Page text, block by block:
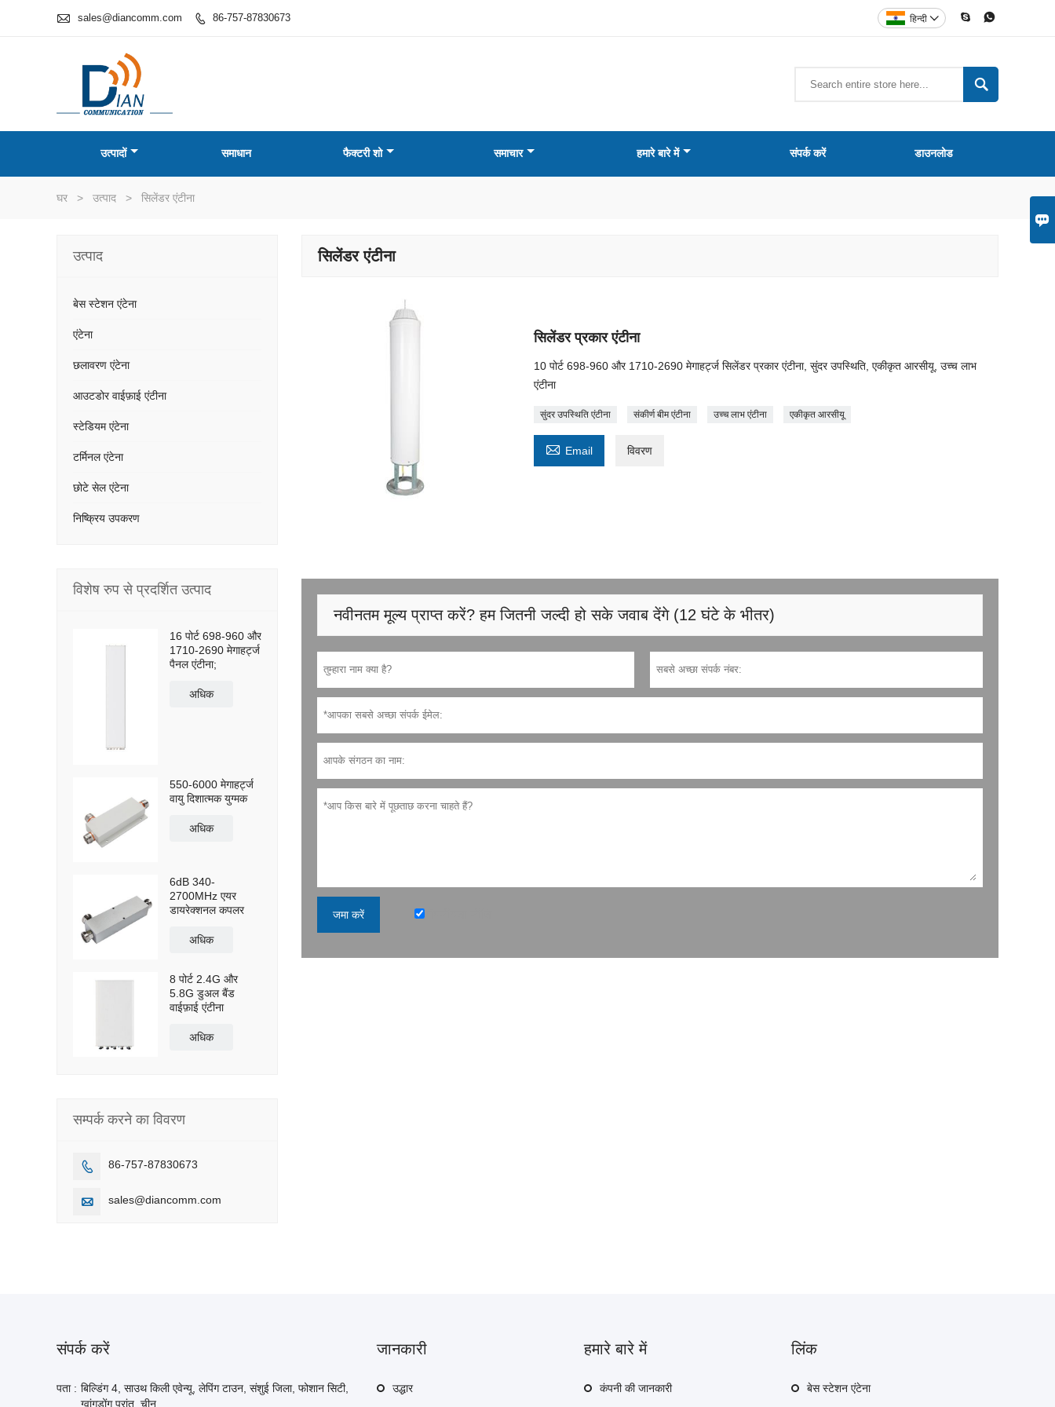

 sales@diancomm.com  86-757-87830673  
हिन्दी 

उत्पादों समाधान फैक्टरी शो समाचार हमारे बारे में संपर्क करें डाउनलोड
घर > उत्पाद > सिलेंडर एंटीना
सिलेंडर एंटीना
सिलेंडर प्रकार एंटीना
10 पोर्ट 698-960 और 1710-2690 मेगाहर्ट्ज सिलेंडर प्रकार एंटीना, सुंदर उपस्थिति, एकीकृत आरसीयू, उच्च लाभ
एंटीना
सुंदर उपस्थिति एंटीना संकीर्ण बीम एंटीना उच्च लाभ एंटीना एकीकृत आरसीयू
 Email विवरण
नवीनतम मूल्य प्राप्त करें? हम जितनी जल्दी हो सके जवाब देंगे (12 घंटे के भीतर)
जमा करें
उत्पाद
बेस स्टेशन एंटेना
एंटेना
छलावरण एंटेना
आउटडोर वाईफ़ाई एंटीना
स्टेडियम एंटेना
टर्मिनल एंटेना
छोटे सेल एंटेना
निष्क्रिय उपकरण
विशेष रुप से प्रदर्शित उत्पाद
16 पोर्ट 698-960 और
1710-2690 मेगाहर्ट्ज
पैनल एंटीना;
अधिक
550-6000 मेगाहर्ट्ज
वायु दिशात्मक युग्मक
अधिक
6dB 340-
2700MHz एयर
डायरेक्शनल कपलर
अधिक
8 पोर्ट 2.4G और
5.8G डुअल बैंड
वाईफ़ाई एंटीना
अधिक
सम्पर्क करने का विवरण
 86-757-87830673
 sales@diancomm.com
संपर्क करें
पता : बिल्डिंग 4, साउथ किली एवेन्यू, लेपिंग टाउन, संशुई जिला, फोशान सिटी,
ग्वांगडोंग प्रांत, चीन
जानकारी
उद्धार
हमारे बारे में
कंपनी की जानकारी
लिंक
बेस स्टेशन एंटेना